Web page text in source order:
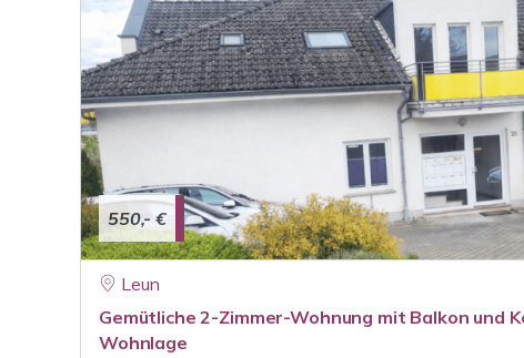
550,- €
Leun
Gemütliche 2-Zimmer-Wohnung mit Balkon und
Wohnlage